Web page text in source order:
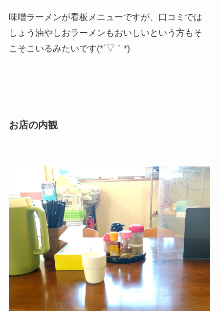
味噌ラーメンが看板メニューですが、口コミでは
しょう油やしおラーメンもおいしいという方もそ
こそこいるみたいです(*´▽｀*)
お店の内観